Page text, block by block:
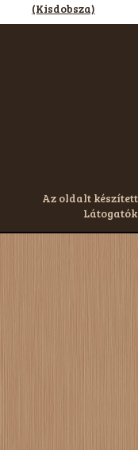
(Kisdobsza)
Az oldalt